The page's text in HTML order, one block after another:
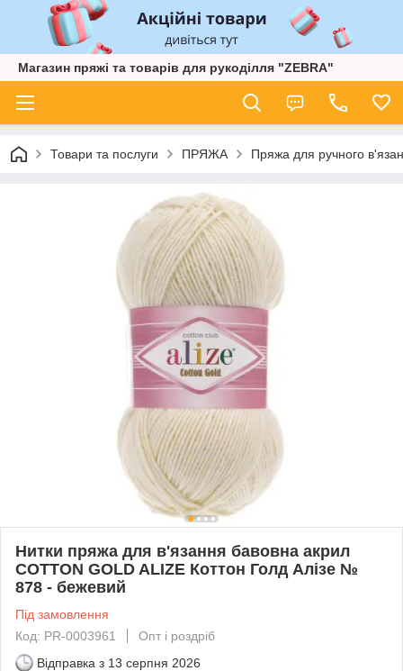
Магазин пряжі та товарів для рукоділля "ZEBRA"
Товари та послуги ПРЯЖА Пряжа для ручного
Нитки пряжа для в'язання бавовна акрил
COTTON GOLD ALIZE Коттон Голд Алізе №
878 - бежевий
Під замовлення
Код: PR-0003961
Опт і роздріб
Відправка з 13 серпня 2026